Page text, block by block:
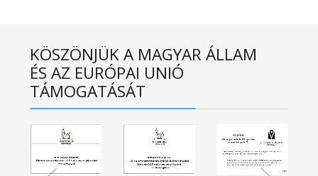
KÖSZÖNJÜK A MAGYAR ÁLLAM
ÉS AZ EURÓPAI UNIÓ
TÁMOGATÁSÁT